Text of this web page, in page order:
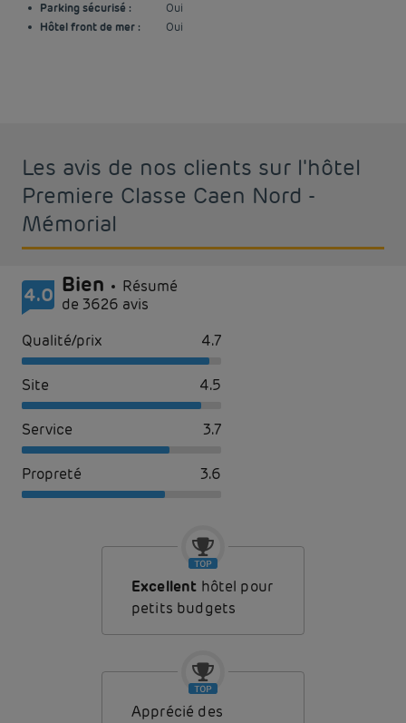
Parking sécurisé :
Oui
Hôtel front de mer :
Oui
Les avis de nos clients sur l'hôtel
Premiere Classe Caen Nord -
Mémorial
4.0 Bien
Résumé
de 3626 avis
Qualité/prix
4.7
Site 4.5
Service 3.7
Propreté 3.6
Excellent hôtel pour
petits budgets
Apprécié des